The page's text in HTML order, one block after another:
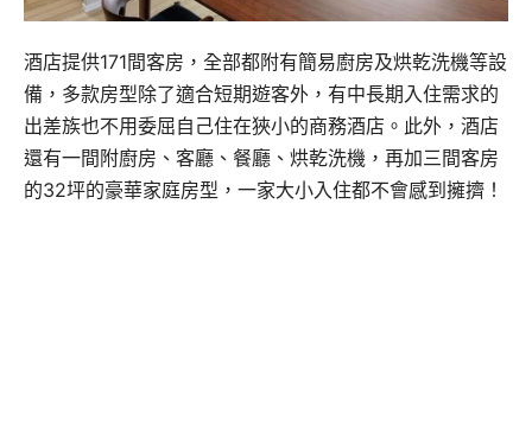
酒店提供171間客房，全部都附有簡易廚房及烘乾洗機等設
備，多款房型除了適合短期遊客外，有中長期入住需求的
出差族也不用委屈自己住在狹小的商務酒店。此外，酒店
還有一間附廚房、客廳、餐廳、烘乾洗機，再加三間客房
的32坪的豪華家庭房型，一家大小入住都不會感到擁擠！